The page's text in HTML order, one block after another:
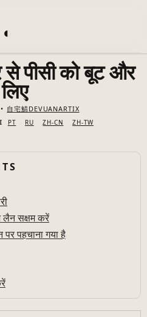
◐
पीसी को बूट और
自宅鯖DEVUANARTIX
PT RU ZH-CN ZH-TW
सक्षम करें
पहचाना गया है